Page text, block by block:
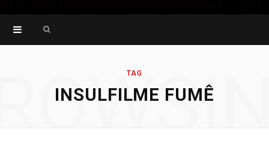
TAG
INSULFILME FUMÊ